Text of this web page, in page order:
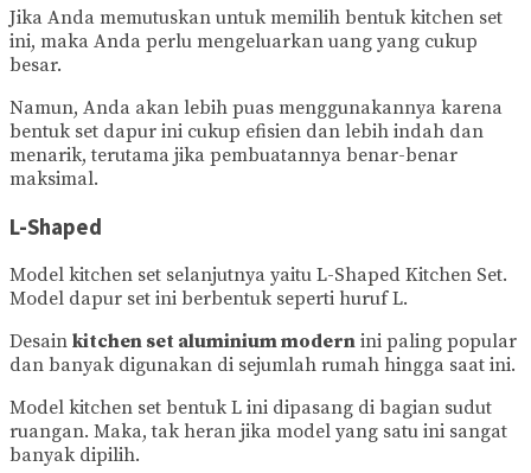
Jika Anda memutuskan untuk memilih bentuk kitchen set
ini, maka Anda perlu mengeluarkan uang yang cukup
besar.
Namun, Anda akan lebih puas menggunakannya karena
bentuk set dapur ini cukup efisien dan lebih indah dan
menarik, terutama jika pembuatannya benar-benar
maksimal.
L-Shaped
Model kitchen set selanjutnya yaitu L-Shaped Kitchen Set.
Model dapur set ini berbentuk seperti huruf L.
Desain kitchen set aluminium modern ini paling popular
dan banyak digunakan di sejumlah rumah hingga saat ini.
Model kitchen set bentuk L ini dipasang di bagian sudut
ruangan. Maka, tak heran jika model yang satu ini sangat
banyak dipilih.